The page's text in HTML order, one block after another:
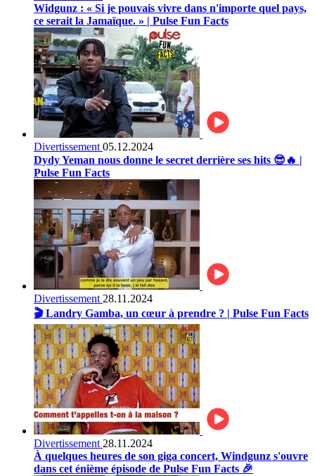
Widgunz : « Si je pouvais vivre dans n'importe quel pays,
ce serait la Jamaïque. » | Pulse Fun Facts
Divertissement 05.12.2024
Dydy Yeman nous donne le secret derrière ses hits 😎🔥 |
Pulse Fun Facts
Divertissement 28.11.2024
🎬 Landry Gamba, un cœur à prendre ? | Pulse Fun Facts
Divertissement 28.11.2024
À quelques heures de son giga concert, Windgunz s'ouvre
dans cet énième épisode de Pulse Fun Facts 🎉